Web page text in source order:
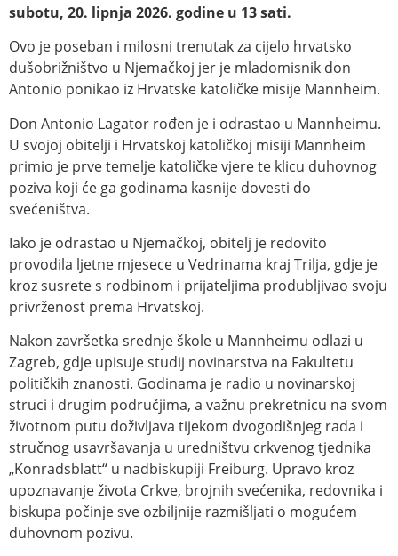
subotu, 20. lipnja 2026. godine u 13 sati.
Ovo je poseban i milosni trenutak za cijelo hrvatsko
dušobrižništvo u Njemačkoj jer je mladomisnik don
Antonio ponikao iz Hrvatske katoličke misije Mannheim.
Don Antonio Lagator rođen je i odrastao u Mannheimu.
U svojoj obitelji i Hrvatskoj katoličkoj misiji Mannheim
primio je prve temelje katoličke vjere te klicu duhovnog
poziva koji će ga godinama kasnije dovesti do
svećeništva.
Iako je odrastao u Njemačkoj, obitelj je redovito
provodila ljetne mjesece u Vedrinama kraj Trilja, gdje je
kroz susrete s rodbinom i prijateljima produbljivao svoju
privrženost prema Hrvatskoj.
Nakon završetka srednje škole u Mannheimu odlazi u
Zagreb, gdje upisuje studij novinarstva na Fakultetu
političkih znanosti. Godinama je radio u novinarskoj
struci i drugim područjima, a važnu prekretnicu na svom
životnom putu doživljava tijekom dvogodišnjeg rada i
stručnog usavršavanja u uredništvu crkvenog tjednika
„Konradsblatt“ u nadbiskupiji Freiburg. Upravo kroz
upoznavanje života Crkve, brojnih svećenika, redovnika i
biskupa počinje sve ozbiljnije razmišljati o mogućem
duhovnom pozivu.